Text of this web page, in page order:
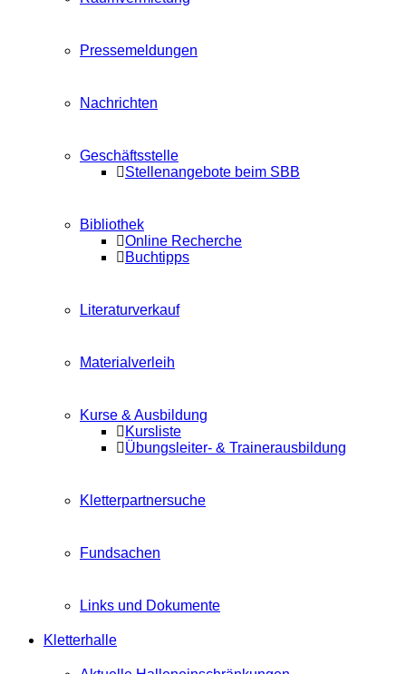
Pressemeldungen
Nachrichten
Geschäftsstelle
Stellenangebote beim SBB
Bibliothek
Online Recherche
Buchtipps
Literaturverkauf
Materialverleih
Kurse & Ausbildung
Kursliste
Übungsleiter- & Trainerausbildung
Kletterpartnersuche
Fundsachen
Links und Dokumente
Kletterhalle